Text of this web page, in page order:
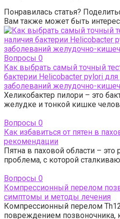
Понравилась статья?
Вам также может быть
Вопросы 0
Как выбрать самый точный
бактерии Helicobacter pylori для
заболеваний желудочно-
Хеликобактер пилори – это
желудке и тонкой кишке
Вопросы 0
Как избавиться от пятен в
рекомендации
Пятна в паховой области – это
проблема, с которой
Вопросы 0
Компрессионный перелом
симптомы и методы лечения
Компрессионный перелом
повреждением позвоночника,